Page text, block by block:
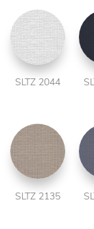
SLTZ 2044
SLTZ 2135